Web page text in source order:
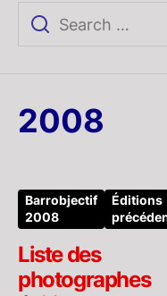
2008
Barrobjectif
2008
Éditions
Liste des
photographes